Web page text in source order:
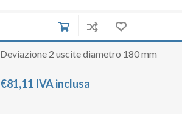
Deviazione 2 uscite diametro 180 mm
€81,11 IVA inclusa